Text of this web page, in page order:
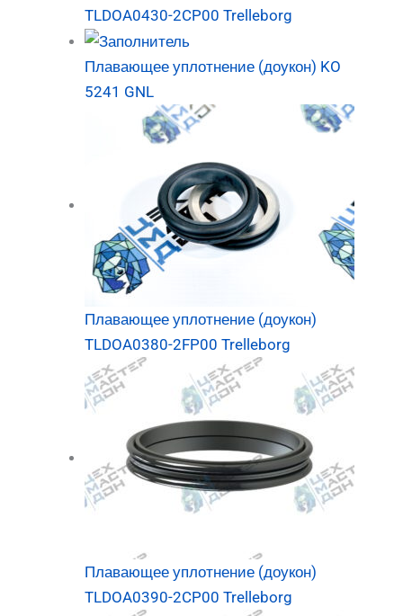
TLDOA0430-2CP00 Trelleborg
Плавающее уплотнение (доукон) KO
5241 GNL
Плавающее уплотнение (доукон)
TLDOA0380-2FP00 Trelleborg
Плавающее уплотнение (доукон)
TLDOA0390-2CP00 Trelleborg